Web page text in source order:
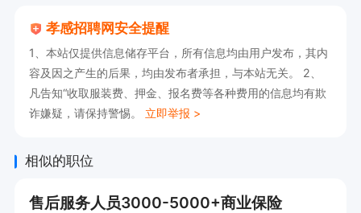
孝感招聘网安全提醒
1、本站仅提供信息储存平台，所有信息均由用户发布，其内
容及因之产生的后果，均由发布者承担，与本站无关。 2、
凡告知“收取服装费、押金、报名费等各种费用的信息均有欺
诈嫌疑，请保持警惕。 立即举报 >
相似的职位
售后服务人员3000-5000+商业保险